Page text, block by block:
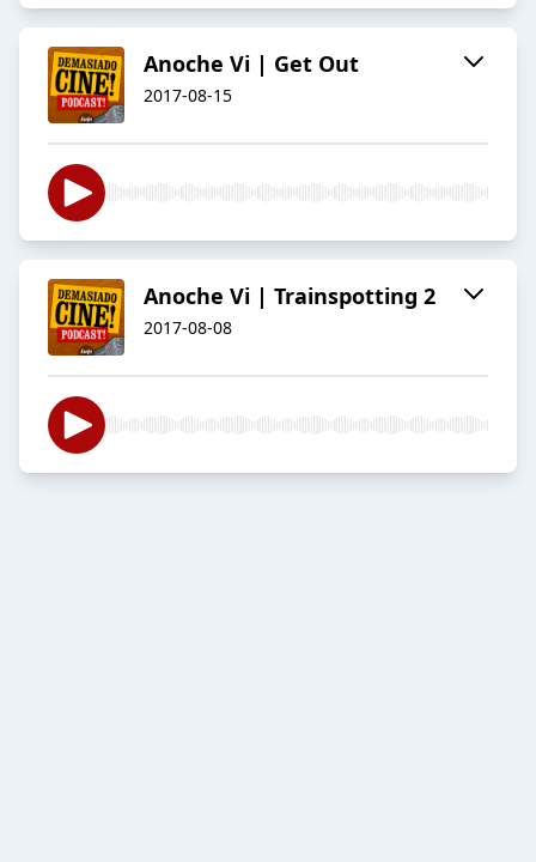
Anoche Vi | Get Out
2017-08-15
Anoche Vi | Trainspotting 2
2017-08-08